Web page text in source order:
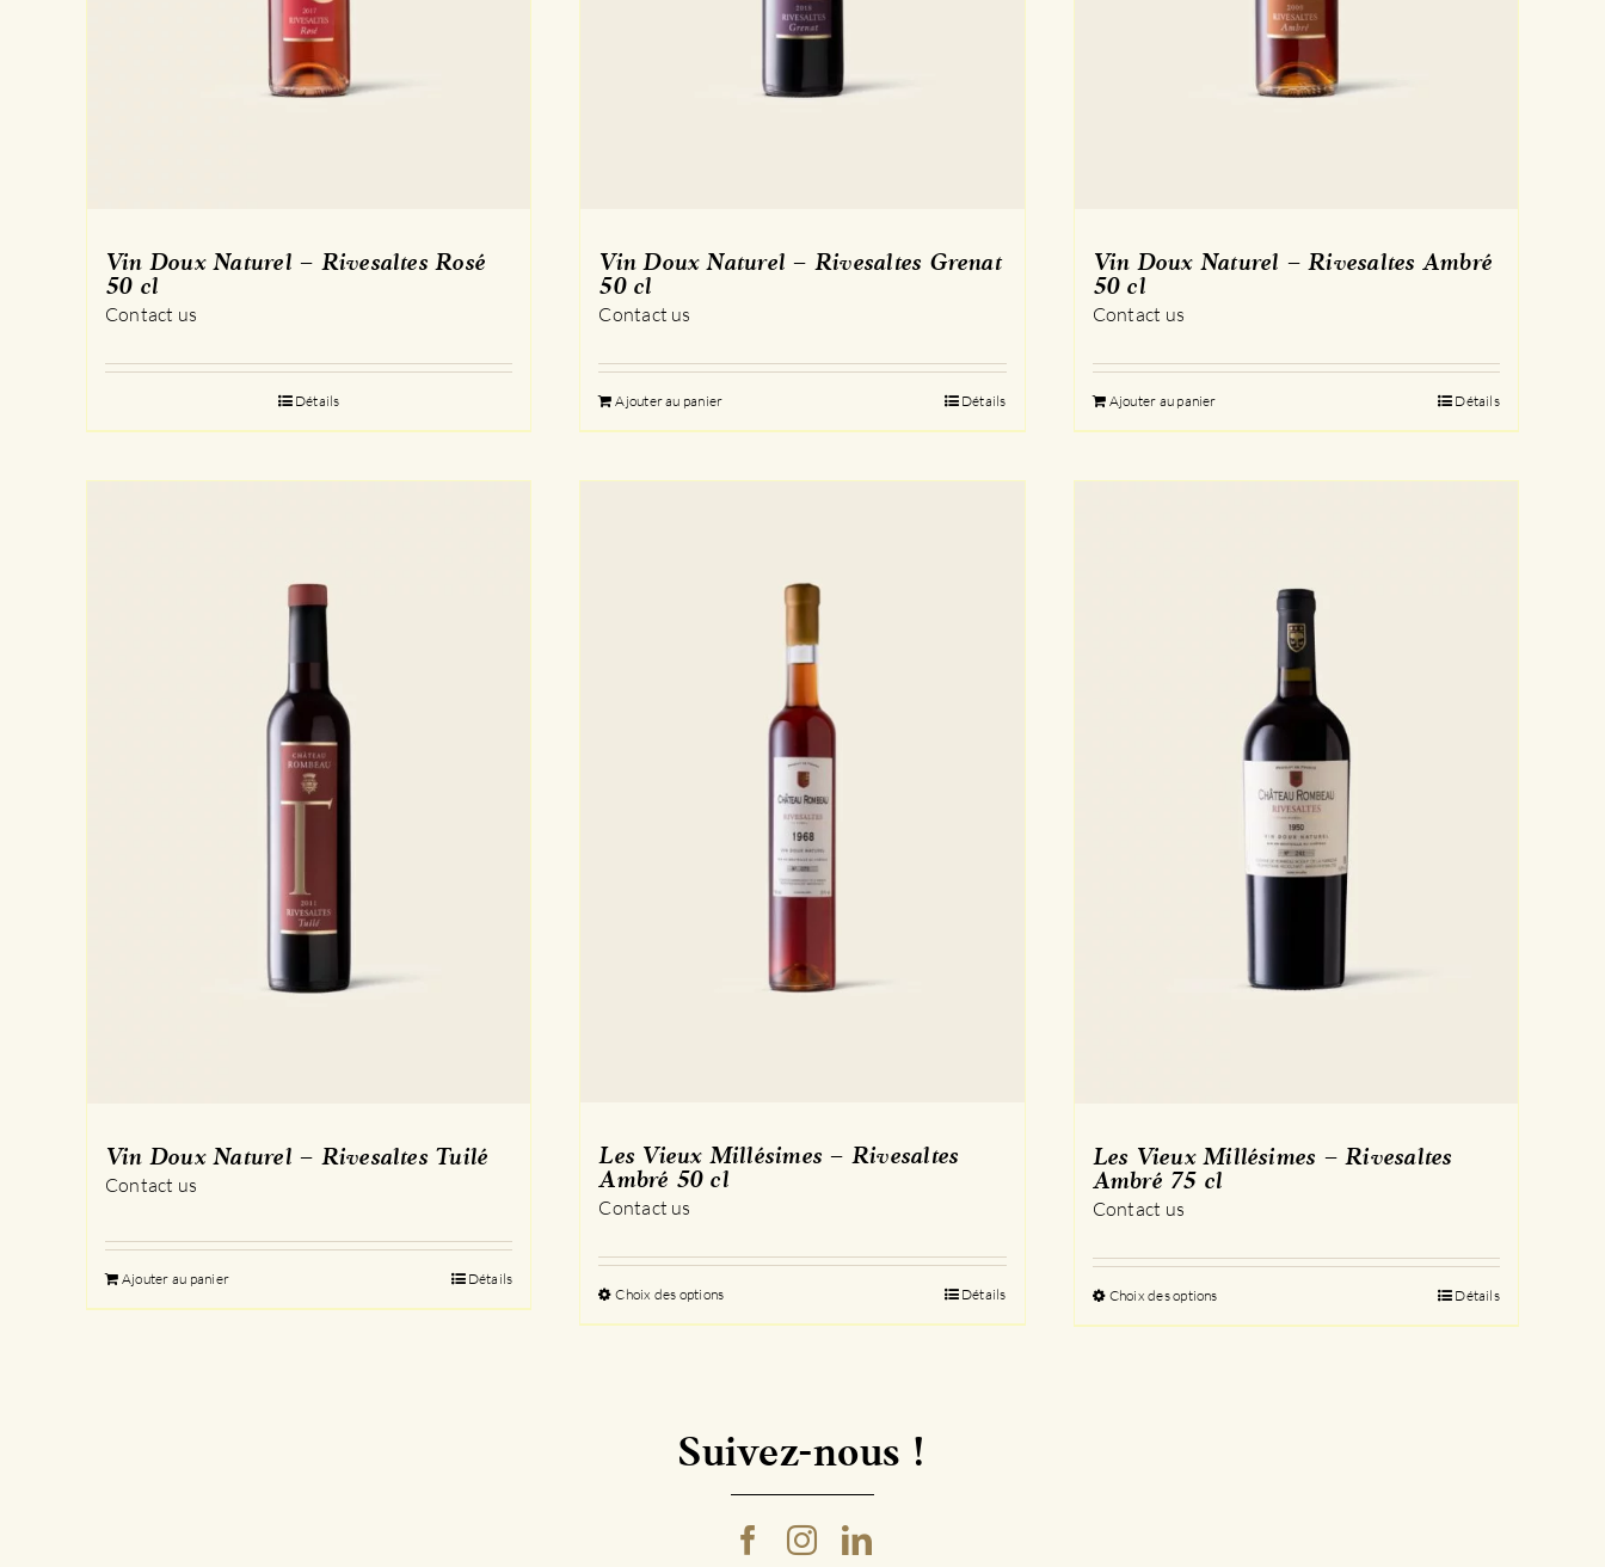
Vin Doux Naturel – Rivesaltes Rosé
50 cl
Contact us
Détails
Vin Doux Naturel – Rivesaltes Grenat
50 cl
Contact us
Ajouter au panier Détails
Vin Doux Naturel – Rivesaltes Ambré
50 cl
Contact us
Ajouter au panier Détails
Vin Doux Naturel – Rivesaltes Tuilé
Contact us
Ajouter au panier Détails
Les Vieux Millésimes – Rivesaltes
Ambré 50 cl
Contact us
Choix des optionsCe
produit
Les
options
peuvent
être
choisies
Détails
Les Vieux Millésimes – Rivesaltes
Ambré 75 cl
Contact us
Choix des optionsCe
produit
Détails
Suivez-nous !